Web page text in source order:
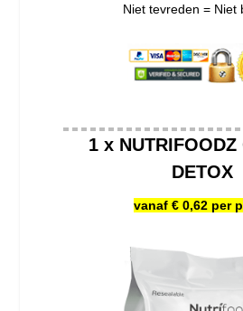
Niet tevreden = Niet
1 x NUTRIFOODZ
DETOX
vanaf € 0,62 per